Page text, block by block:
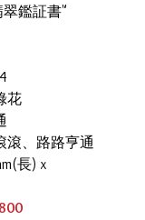
鑑証書"
花
滾、路路亨通
長) x